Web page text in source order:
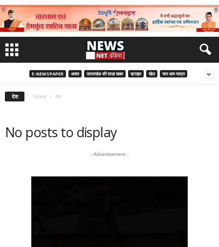
E-NEWSPAPER असम उत्तराखंड की ताज़ा खबर क्राइम खेल चार धाम यात्रा
देश Home देश
No posts to display
- Advertisement -